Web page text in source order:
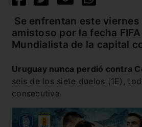
Se enfrentan este
amistoso por la fecha
Mundialista de la capital
Uruguay nunca perdió contra
seis de los siete duelos (1E),
consecutiva.